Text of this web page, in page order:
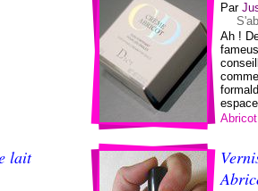
Par
Ah !
Abricot
lait